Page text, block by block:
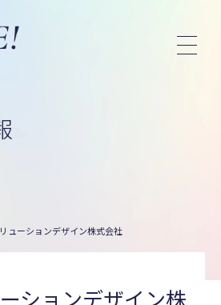
ューションデザイン株式会社
ションデザイン株